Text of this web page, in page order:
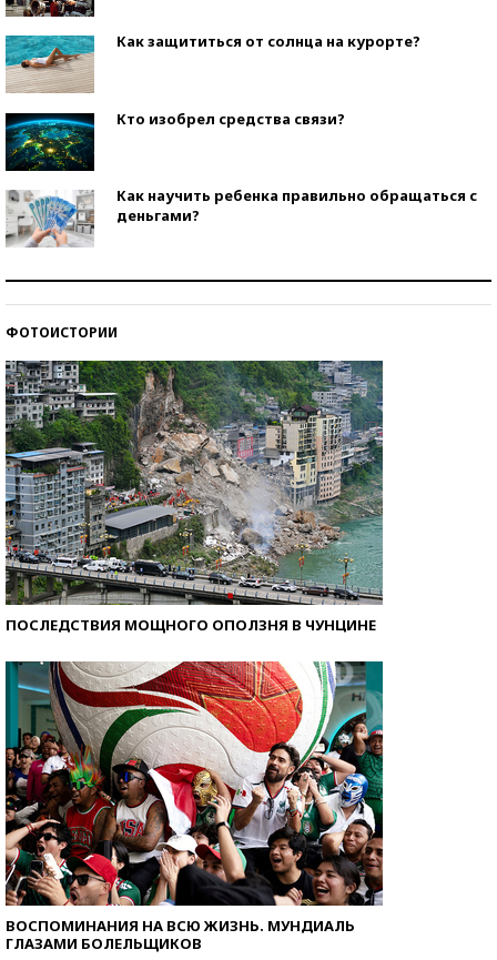
Как защититься от солнца на курорте?
Кто изобрел средства связи?
Как научить ребенка правильно обращаться с
деньгами?
ФОТОИСТОРИИ
ПОСЛЕДСТВИЯ МОЩНОГО ОПОЛЗНЯ В ЧУНЦИНЕ
ВОСПОМИНАНИЯ НА ВСЮ ЖИЗНЬ. МУНДИАЛЬ
ГЛАЗАМИ БОЛЕЛЬЩИКОВ